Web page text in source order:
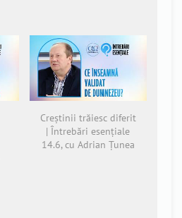
Creștinii trăiesc diferit
| Întrebări esențiale
14.6, cu Adrian Țunea